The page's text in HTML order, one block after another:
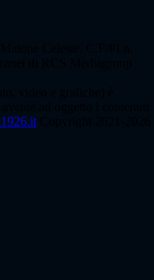
Copyright 2021-2026